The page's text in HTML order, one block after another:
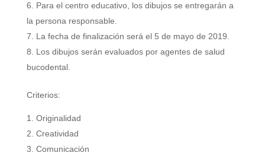
Para el centro educativo, los dibujos se entregarán a
la persona responsable.
La fecha de finalización será el 5 de mayo de 2019.
Los dibujos serán evaluados por agentes de salud
bucodental.
Criterios:
Originalidad
Creatividad
Comunicación